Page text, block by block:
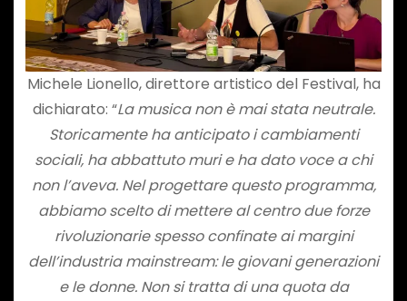
Michele Lionello, direttore artistico del Festival, ha
dichiarato: “La musica non è mai stata neutrale.
Storicamente ha anticipato i cambiamenti
sociali, ha abbattuto muri e ha dato voce a chi
non l’aveva. Nel progettare questo programma,
abbiamo scelto di mettere al centro due forze
rivoluzionarie spesso confinate ai margini
dell’industria mainstream: le giovani generazioni
e le donne. Non si tratta di una quota da